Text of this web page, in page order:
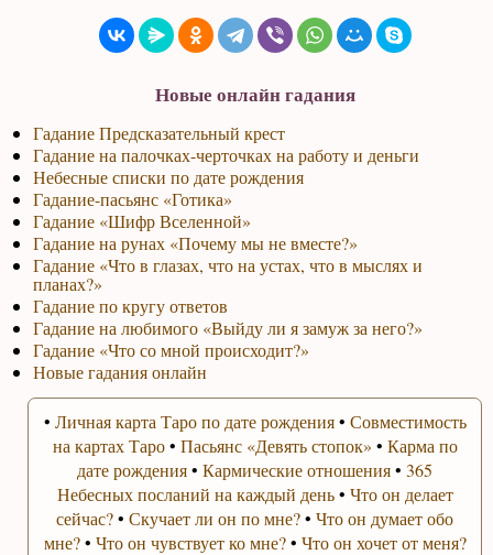
Новые онлайн гадания
Гадание Предсказательный крест
Гадание на палочках-черточках на работу и деньги
Небесные списки по дате рождения
Гадание-пасьянс «Готика»
Гадание «Шифр Вселенной»
Гадание на рунах «Почему мы не вместе?»
Гадание «Что в глазах, что на устах, что в мыслях и
планах?»
Гадание по кругу ответов
Гадание на любимого «Выйду ли я замуж за него?»
Гадание «Что со мной происходит?»
Новые гадания онлайн
• Личная карта Таро по дате рождения• Совместимость
на картах Таро• Пасьянс «Девять стопок» • Карма по
дате рождения•Кармические отношения•365
Небесных посланий на каждый день• Что он делает
сейчас?•Скучает ли он по мне?•Что он думает обо
мне?• Что он чувствует ко мне?• Что он хочет от меня?